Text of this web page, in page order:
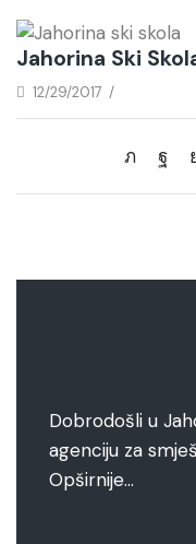
Jahorina Ski
12/29/2017 /
Dobrodošli u
agenciju za
Opširnije…